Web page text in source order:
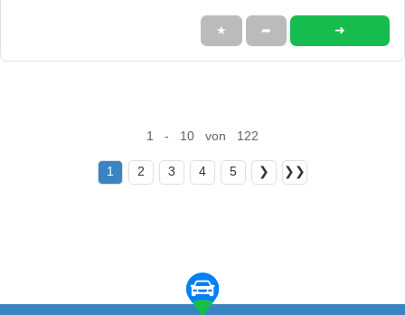
★ ➦ ➜
1 - 10 von 122
1 2 3 4 5 ❯ ❯❯